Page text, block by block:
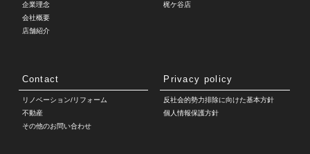
企業理念
会社概要
店舗紹介
梶ケ谷店
Contact
リノベーション/リフォーム
不動産
その他のお問い合わせ
Privacy policy
反社会的勢力排除に向けた基本方針
個人情報保護方針